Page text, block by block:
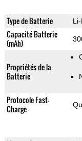
Type de Batterie
Capacité Batterie
(mAh)
Propriétés de la
Batterie
Protocole Fast-
Charge